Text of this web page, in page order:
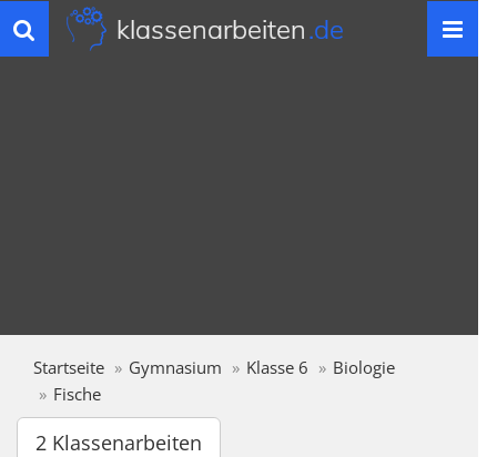
Toggle
navigation
klassenarbeiten.de
Startseite Gymnasium Klasse 6
Biologie
Fische
2 Klassenarbeiten